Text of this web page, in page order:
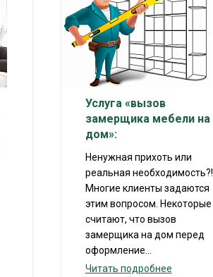
Услуга «вызов
замерщика мебели на
дом»:
Ненужная прихоть или
реальная необходимость?!
Многие клиенты задаются
этим вопросом. Некоторые
считают, что вызов
замерщика на дом перед
оформление...
Читать подробнее